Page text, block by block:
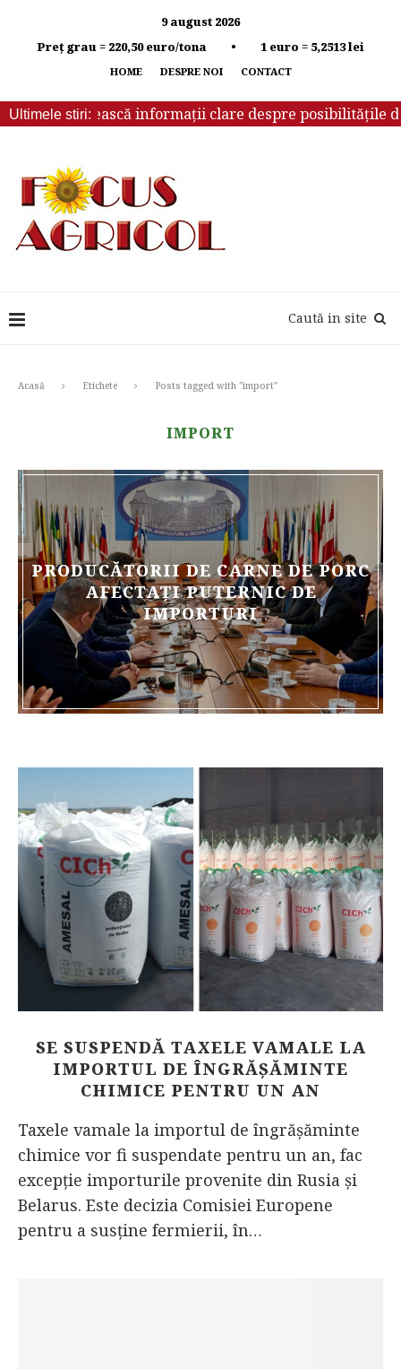
9 august 2026
Preț grau = 220,50 euro/tona • 1 euro = 5,2513 lei
HOME DESPRE NOI CONTACT
Ultimele stiri:
primească informații clare despre posibilitățile de
Caută in site
Acasă Etichete Posts tagged with "import"
IMPORT
PRODUCĂTORII DE CARNE DE PORC
AFECTAȚI PUTERNIC DE
IMPORTURI
SE SUSPENDĂ TAXELE VAMALE LA
IMPORTUL DE ÎNGRĂȘĂMINTE
CHIMICE PENTRU UN AN
Taxele vamale la importul de îngrășăminte
chimice vor fi suspendate pentru un an, fac
excepție importurile provenite din Rusia și
Belarus. Este decizia Comisiei Europene
pentru a susține fermierii, în…